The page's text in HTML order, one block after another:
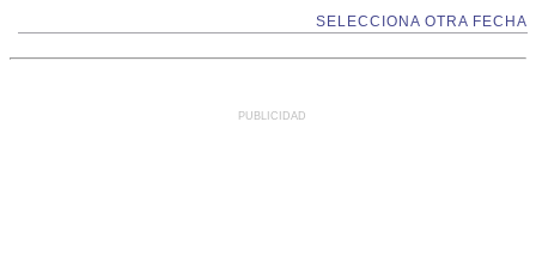
SELECCIONA OTRA FECHA
PUBLICIDAD